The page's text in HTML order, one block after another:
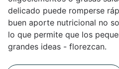
delicado puede romperse
buen aporte nutricional no
lo que permite que los
grandes ideas - florezcan.